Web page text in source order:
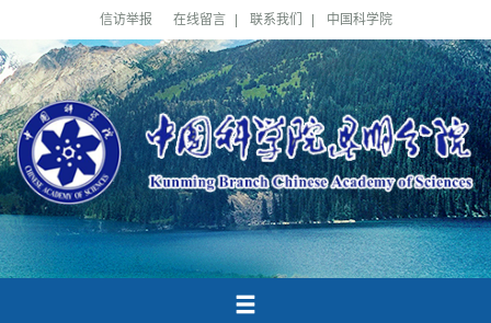
信访举报 在线留言 联系我们 中国科学院